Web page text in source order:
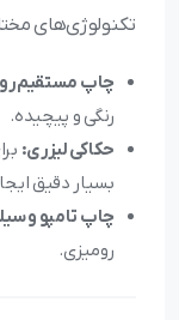
تکنولوژی‌های
چاپ مستقیم
رنگی و پیچیده.
حکاکی لیزری:
بسیار دقیق
چاپ تامپو و
رومیزی.